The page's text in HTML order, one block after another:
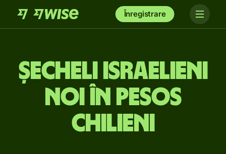
Înregistrare
Șecheli israelieni
noi în pesos
chilieni